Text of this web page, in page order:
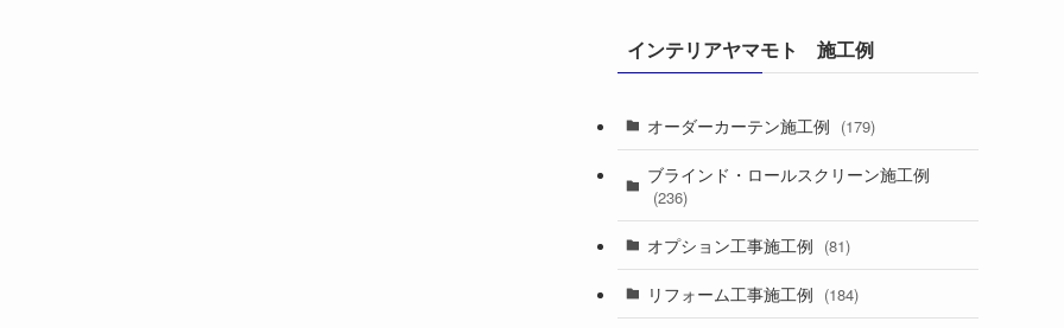
インテリアヤマモト 施工例
オーダーカーテン施工例 (179)
ブラインド・ロールスクリーン施工例
(236)
オプション工事施工例 (81)
リフォーム工事施工例 (184)